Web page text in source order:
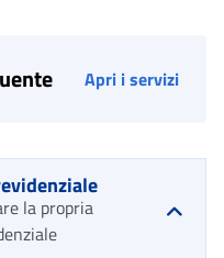
la propria
Apri i servizi